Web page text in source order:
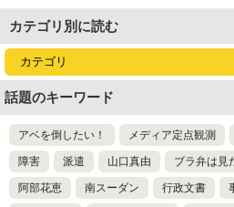
カテゴリ別に読む
話題のキーワード
アベを倒したい！ メディア定点観測
障害 派遣 山口真由 ブラ弁は見
阿部花恵 南スーダン 行政文書